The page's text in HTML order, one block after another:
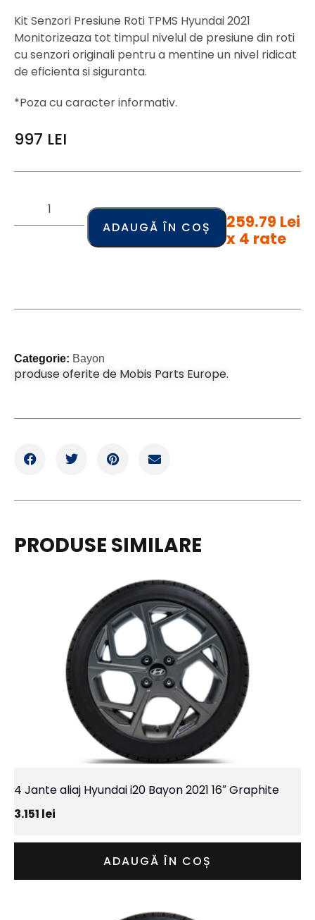
Kit Senzori Presiune Roti TPMS Hyundai 2021
Monitorizeaza tot timpul nivelul de presiune din roti
cu senzori originali pentru a mentine un nivel ridicat
de eficienta si siguranta.
*Poza cu caracter informativ.
997 LEI
ADAUGĂ ÎN COȘ
259.79 Lei
x 4 rate
Categorie: Bayon
produse oferite de Mobis Parts Europe.
PRODUSE SIMILARE
4 Jante aliaj Hyundai i20 Bayon 2021 16″ Graphite
3.151 lei
ADAUGĂ ÎN COȘ